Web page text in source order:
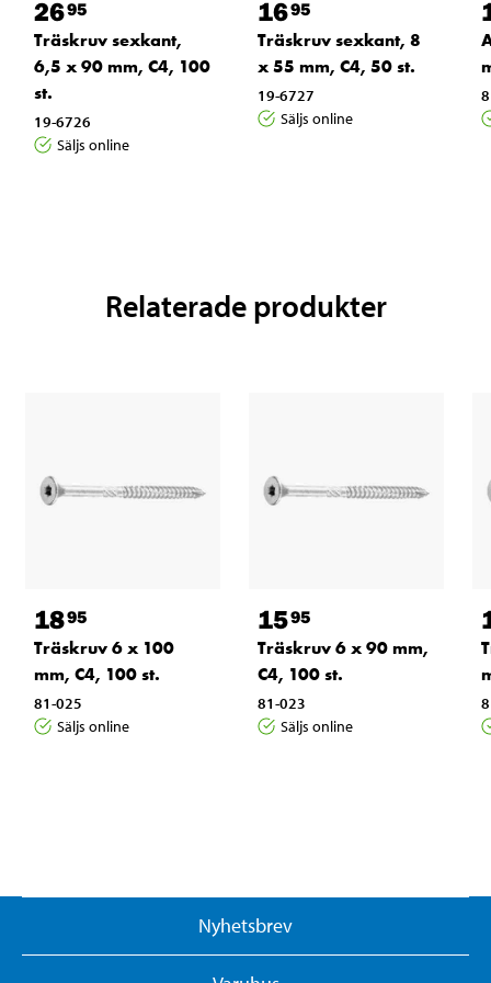
2695
Träskruv sexkant,
6,5 x 90 mm, C4, 100
st.
19-6726
Säljs online
1695
Träskruv sexkant, 8
x 55 mm, C4, 50 st.
19-6727
Säljs online
Relaterade produkter
1895
Träskruv 6 x 100
mm, C4, 100 st.
81-025
Säljs online
1595
Träskruv 6 x 90 mm,
C4, 100 st.
81-023
Säljs online
Nyhetsbrev